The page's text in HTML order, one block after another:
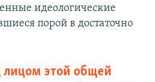
идеологические
порой в достаточно
лицом этой общей